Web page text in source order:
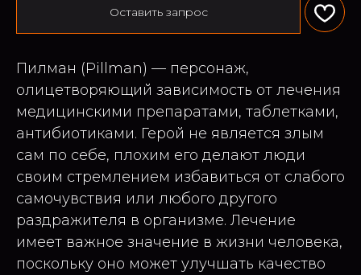
Оставить запрос
Пилман (Pillman) — персонаж,
олицетворяющий зависимость от лечения
медицинскими препаратами, таблетками,
антибиотиками. Герой не является злым
сам по себе, плохим его делают люди
своим стремлением избавиться от слабого
самочувствия или любого другого
раздражителя в организме. Лечение
имеет важное значение в жизни человека,
поскольку оно может улучшать качество